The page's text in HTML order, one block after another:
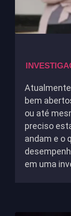
bem
ou até
preciso
andam e o
em uma